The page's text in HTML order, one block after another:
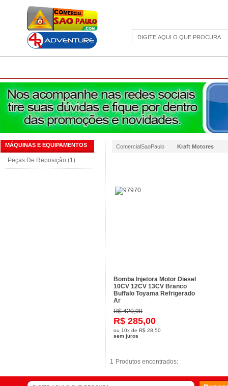
MÁQUINAS E EQUIPAMENTOS
Peças De Reposição (1)
ComercialSaoPaulo Kraft Motores
Produtos encontrados:
1
Bomba Injetora Motor Diesel
10CV 12CV 13CV Branco
Buffalo Toyama Refrigerado
Ar
R$ 420,90
R$ 285,00
ou 10x de R$ 28,50
sem juros
Produtos encontrados:
1